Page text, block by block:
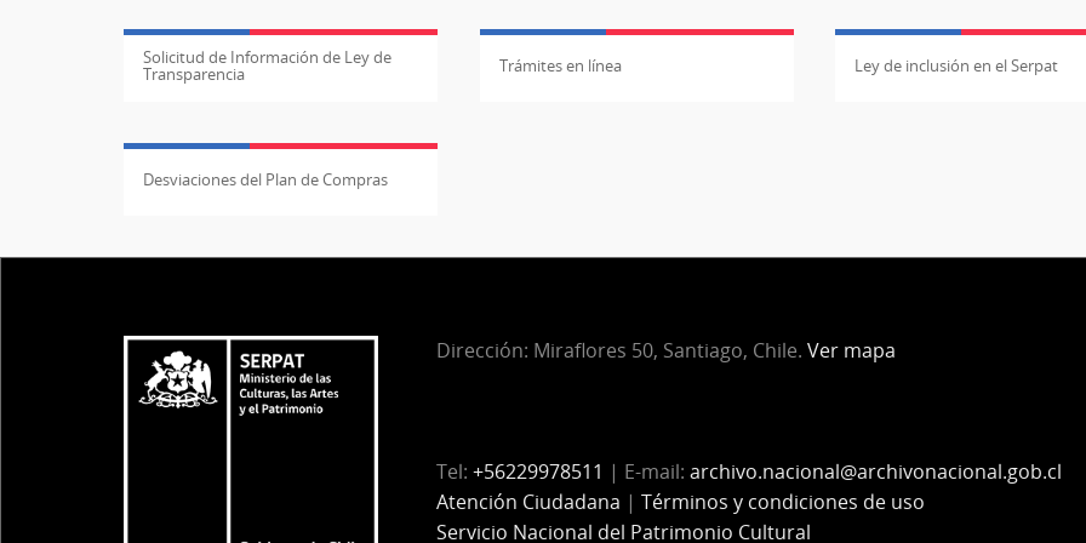
Solicitud de Información de Ley de
Transparencia Trámites en línea Ley de inclusión en el Serpat
Desviaciones del Plan de Compras
Dirección: Miraflores 50, Santiago, Chile. Ver mapa
Tel: +56229978511 | E-mail: archivo.nacional@archivonacional.gob.cl
Atención Ciudadana | Términos y condiciones de uso
Servicio Nacional del Patrimonio Cultural